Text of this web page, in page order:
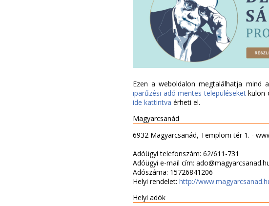
Ezen a weboldalon megtalálhatja mind
iparűzési adó mentes településeketkülön
ide kattintva érheti el.
Magyarcsanád
6932 Magyarcsanád, Templom tér 1. -
Adóügyi telefonszám: 62/611-731
Adóügyi e-mail cím:
Adószáma: 15726841206
Helyi rendelet: http://
Helyi adók